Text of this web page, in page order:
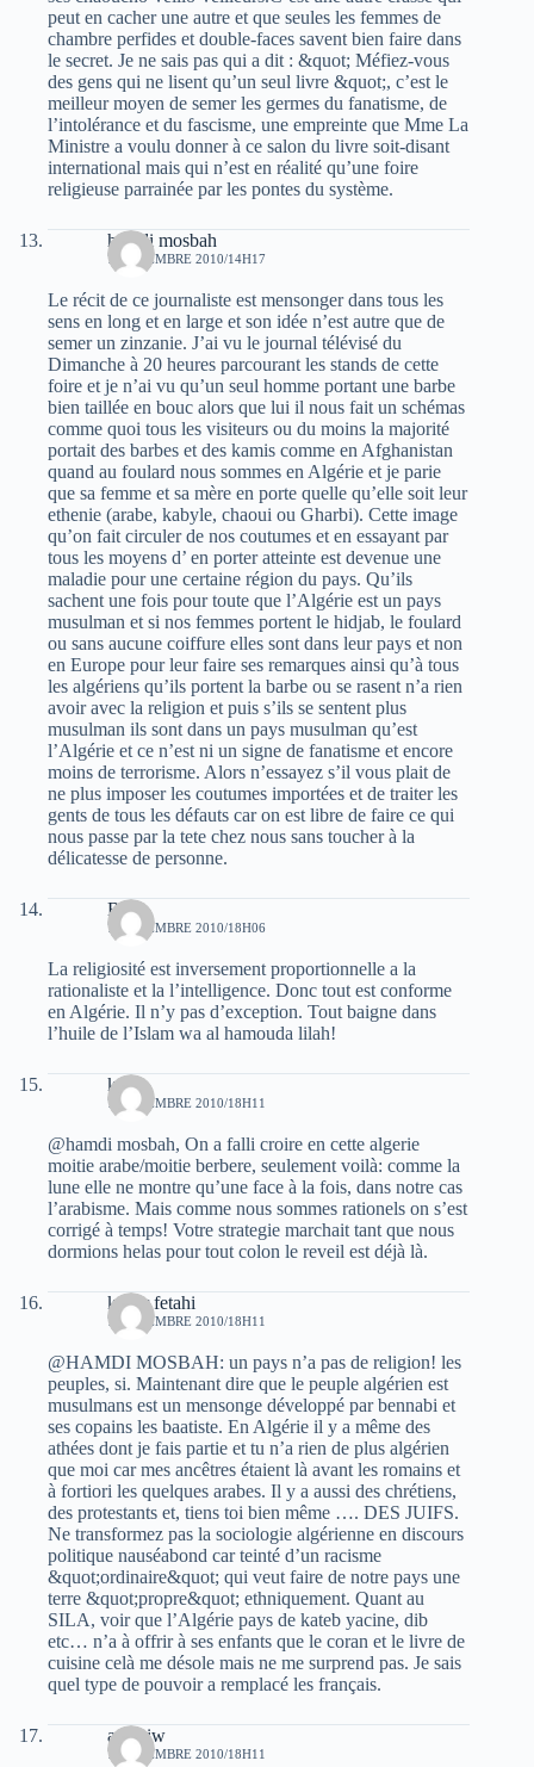
peut en cacher une autre et que seules les femmes de
chambre perfides et double-faces savent bien faire dans
le secret. Je ne sais pas qui a dit : &quot; Méfiez-vous
des gens qui ne lisent qu’un seul livre &quot;, c’est le
meilleur moyen de semer les germes du fanatisme, de
l’intolérance et du fascisme, une empreinte que Mme La
Ministre a voulu donner à ce salon du livre soit-disant
international mais qui n’est en réalité qu’une foire
religieuse parrainée par les pontes du système.
hamdi mosbah
7 NOVEMBRE 2010/14H17
Le récit de ce journaliste est mensonger dans tous les
sens en long et en large et son idée n’est autre que de
semer un zinzanie. J’ai vu le journal télévisé du
Dimanche à 20 heures parcourant les stands de cette
foire et je n’ai vu qu’un seul homme portant une barbe
bien taillée en bouc alors que lui il nous fait un schémas
comme quoi tous les visiteurs ou du moins la majorité
portait des barbes et des kamis comme en Afghanistan
quand au foulard nous sommes en Algérie et je parie
que sa femme et sa mère en porte quelle qu’elle soit leur
ethenie (arabe, kabyle, chaoui ou Gharbi). Cette image
qu’on fait circuler de nos coutumes et en essayant par
tous les moyens d’ en porter atteinte est devenue une
maladie pour une certaine région du pays. Qu’ils
sachent une fois pour toute que l’Algérie est un pays
musulman et si nos femmes portent le hidjab, le foulard
ou sans aucune coiffure elles sont dans leur pays et non
en Europe pour leur faire ses remarques ainsi qu’à tous
les algériens qu’ils portent la barbe ou se rasent n’a rien
avoir avec la religion et puis s’ils se sentent plus
musulman ils sont dans un pays musulman qu’est
l’Algérie et ce n’est ni un signe de fanatisme et encore
moins de terrorisme. Alors n’essayez s’il vous plait de
ne plus imposer les coutumes importées et de traiter les
gents de tous les défauts car on est libre de faire ce qui
nous passe par la tete chez nous sans toucher à la
délicatesse de personne.
Ben
7 NOVEMBRE 2010/18H06
La religiosité est inversement proportionnelle a la
rationaliste et la l’intelligence. Donc tout est conforme
en Algérie. Il n’y pas d’exception. Tout baigne dans
l’huile de l’Islam wa al hamouda lilah!
kaci
7 NOVEMBRE 2010/18H11
@hamdi mosbah, On a falli croire en cette algerie
moitie arabe/moitie berbere, seulement voilà: comme la
lune elle ne montre qu’une face à la fois, dans notre cas
l’arabisme. Mais comme nous sommes rationels on s’est
corrigé à temps! Votre strategie marchait tant que nous
dormions helas pour tout colon le reveil est déjà là.
kader fetahi
7 NOVEMBRE 2010/18H11
@HAMDI MOSBAH: un pays n’a pas de religion! les
peuples, si. Maintenant dire que le peuple algérien est
musulmans est un mensonge développé par bennabi et
ses copains les baatiste. En Algérie il y a même des
athées dont je fais partie et tu n’a rien de plus algérien
que moi car mes ancêtres étaient là avant les romains et
à fortiori les quelques arabes. Il y a aussi des chrétiens,
des protestants et, tiens toi bien même …. DES JUIFS.
Ne transformez pas la sociologie algérienne en discours
politique nauséabond car teinté d’un racisme
&quot;ordinaire&quot; qui veut faire de notre pays une
terre &quot;propre&quot; ethniquement. Quant au
SILA, voir que l’Algérie pays de kateb yacine, dib
etc… n’a à offrir à ses enfants que le coran et le livre de
cuisine celà me désole mais ne me surprend pas. Je sais
quel type de pouvoir a remplacé les français.
azzikiw
7 NOVEMBRE 2010/18H11